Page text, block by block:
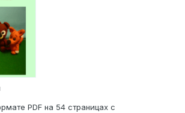
PDF на 54 страницах с